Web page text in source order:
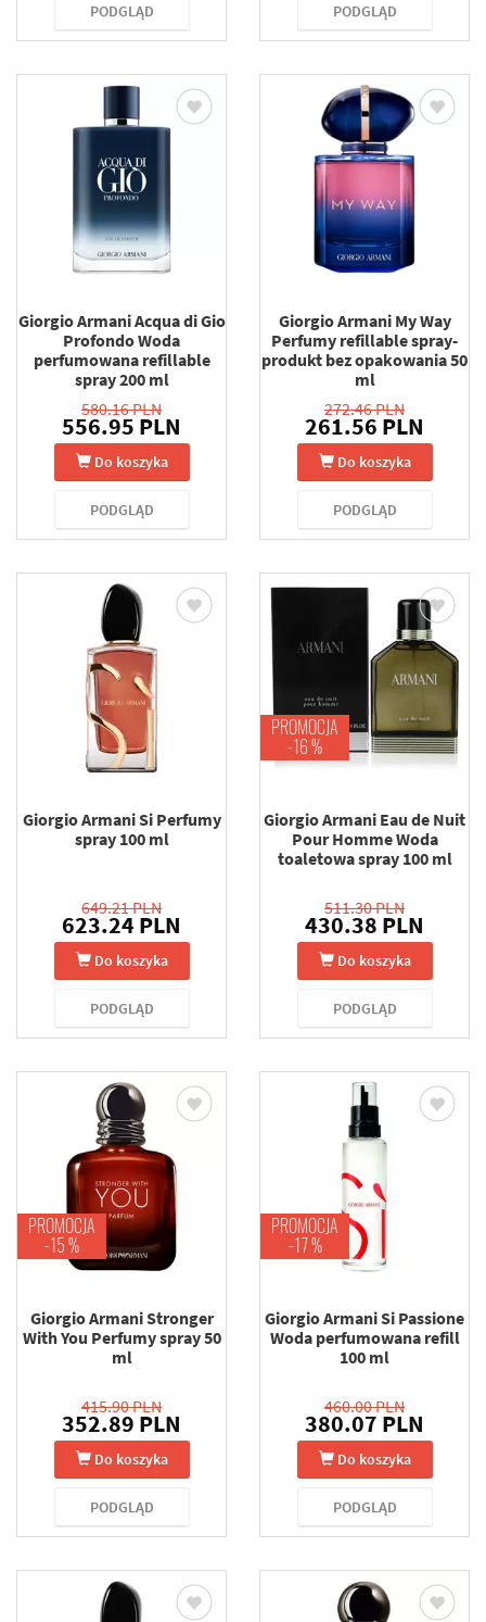
PODGLĄD PODGLĄD
Giorgio Armani Acqua di Gio
Profondo Woda
perfumowana refillable
spray 200 ml
580.16 PLN
556.95 PLN
Do koszyka
PODGLĄD
Giorgio Armani My Way
Perfumy refillable spray-
produkt bez opakowania 50
ml
272.46 PLN
261.56 PLN
Do koszyka
PODGLĄD
Giorgio Armani Si Perfumy
spray 100 ml
649.21 PLN
623.24 PLN
Do koszyka
PODGLĄD
PROMOCJA
-16 %
Giorgio Armani Eau de Nuit
Pour Homme Woda
toaletowa spray 100 ml
511.30 PLN
430.38 PLN
Do koszyka
PODGLĄD
PROMOCJA
-15 %
Giorgio Armani Stronger
With You Perfumy spray 50
ml
415.90 PLN
352.89 PLN
Do koszyka
PODGLĄD
PROMOCJA
-17 %
Giorgio Armani Si Passione
Woda perfumowana refill
100 ml
460.00 PLN
380.07 PLN
Do koszyka
PODGLĄD